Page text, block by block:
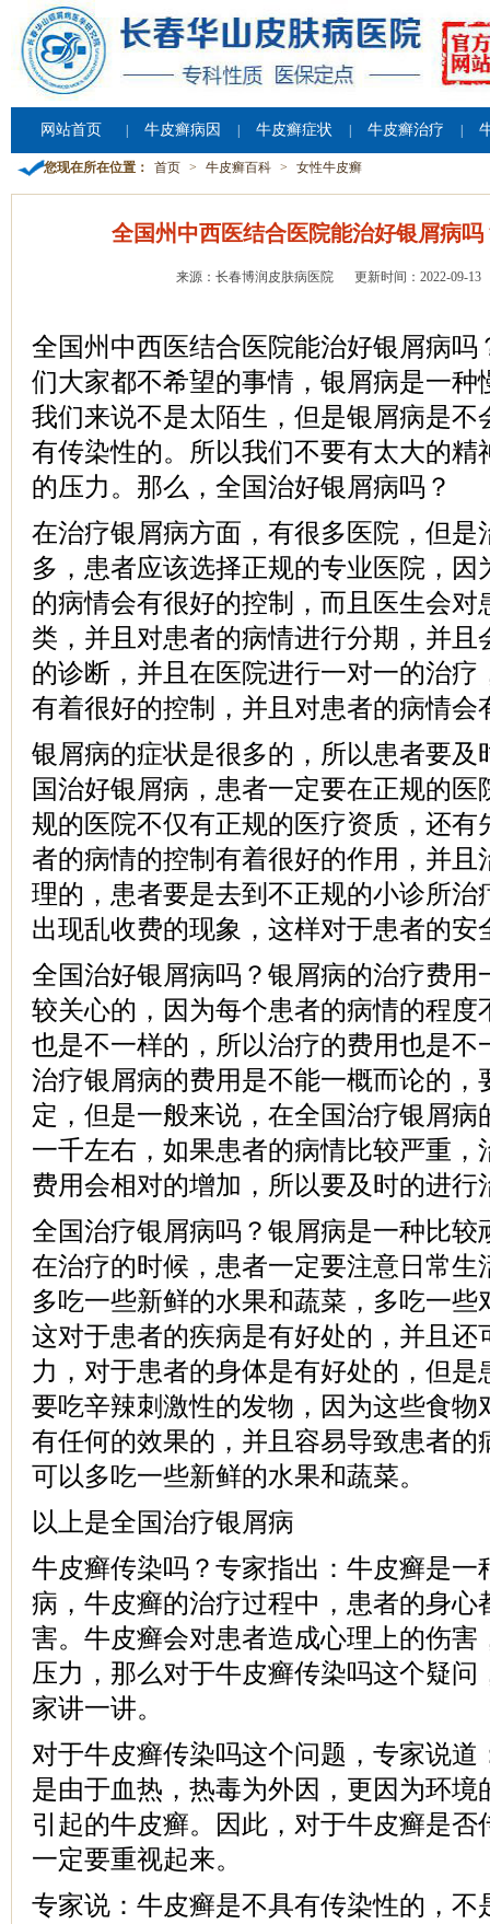
网站首页 牛皮癣病因 牛皮癣症状 牛皮癣治疗
您现在所在位置： 首页 > 牛皮癣百科 > 女性牛皮癣
全国州中西医结合医院能治好银屑病
来源：长春博润皮肤病医院 更新时间：2022-09-13
全国州中西医结合医院能治好银屑病吗
们大家都不希望的事情，银屑病是一种
我们来说不是太陌生，但是银屑病是不
有传染性的。所以我们不要有太大的精
的压力。那么，全国治好银屑病吗？
在治疗银屑病方面，有很多医院，但是
多，患者应该选择正规的专业医院，因
的病情会有很好的控制，而且医生会对
类，并且对患者的病情进行分期，并且
的诊断，并且在医院进行一对一的治疗
有着很好的控制，并且对患者的病情会
银屑病的症状是很多的，所以患者要及
国治好银屑病，患者一定要在正规的医
规的医院不仅有正规的医疗资质，还有
者的病情的控制有着很好的作用，并且
理的，患者要是去到不正规的小诊所治
出现乱收费的现象，这样对于患者的安
全国治好银屑病吗？银屑病的治疗费用
较关心的，因为每个患者的病情的程度
也是不一样的，所以治疗的费用也是不
治疗银屑病的费用是不能一概而论的，
定，但是一般来说，在全国治疗银屑病
一千左右，如果患者的病情比较严重，
费用会相对的增加，所以要及时的进行
全国治疗银屑病吗？银屑病是一种比较
在治疗的时候，患者一定要注意日常生
多吃一些新鲜的水果和蔬菜，多吃一些
这对于患者的疾病是有好处的，并且还
力，对于患者的身体是有好处的，但是
要吃辛辣刺激性的发物，因为这些食物
有任何的效果的，并且容易导致患者的
可以多吃一些新鲜的水果和蔬菜。
以上是全国治疗银屑病
牛皮癣传染吗？专家指出：牛皮癣是一
病，牛皮癣的治疗过程中，患者的身心
害。牛皮癣会对患者造成心理上的伤害
压力，那么对于牛皮癣传染吗这个疑问
家讲一讲。
对于牛皮癣传染吗这个问题，专家说道
是由于血热，热毒为外因，更因为环境
引起的牛皮癣。因此，对于牛皮癣是否
一定要重视起来。
专家说：牛皮癣是不具有传染性的，不